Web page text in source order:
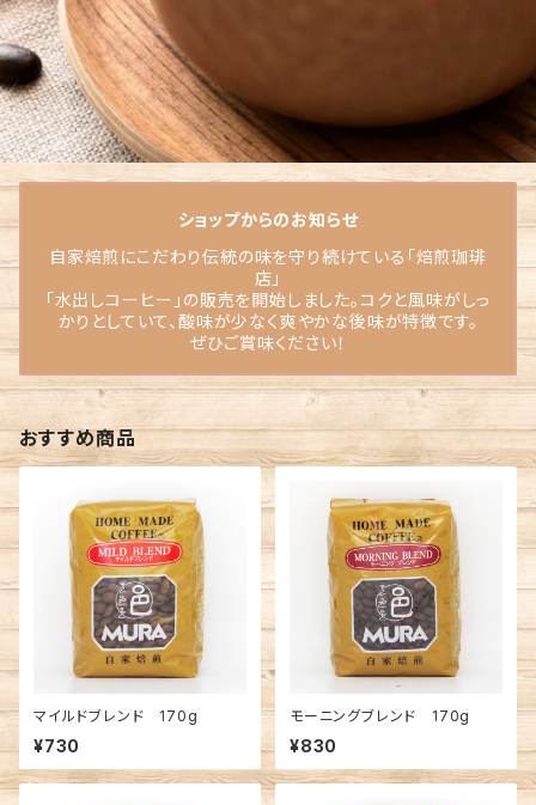
ショップからのお知らせ
自家焙煎にこだわり伝統の味を守り続けている「焙煎珈琲
店」
「水出しコーヒー」の販売を開始しました。コクと風味がしっ
かりとしていて、酸味が少なく爽やかな後味が特徴です。
ぜひご賞味ください！
おすすめ商品
マイルドブレンド 170g
¥730
モーニングブレンド 170g
¥830